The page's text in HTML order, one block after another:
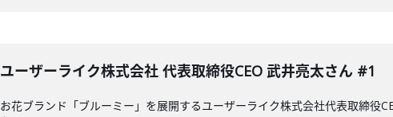
ユーザーライク株式会社 代表取締役CEO 武井亮太さん #1
お花ブランド「ブルーミー」を展開するユーザーライク株式会社代表取締役